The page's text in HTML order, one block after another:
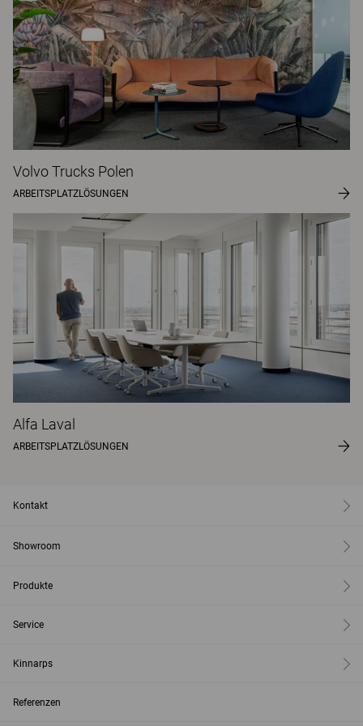
Volvo Trucks Polen
ARBEITSPLATZLÖSUNGEN
Alfa Laval
ARBEITSPLATZLÖSUNGEN
Kontakt
Showroom
Produkte
Service
Kinnarps
Referenzen